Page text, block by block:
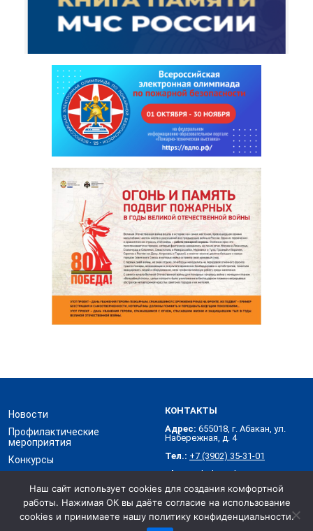
Новости
Профилактические
мероприятия
Конкурсы
КОНТАКТЫ
Адрес: 655018, г. Абакан, ул.
Набережная, д. 4
Тел.: +7 (3902) 35-31-01
Skype: abakanvdpo
Хакасское республиканское отделение Всероссийского
добровольного пожарного общества © 2026
Наш сайт использует cookies для создания комфортной
работы. Нажимая ОК вы даёте согласие на использование
cookies и принимаете нашу политику конфиденциальности.